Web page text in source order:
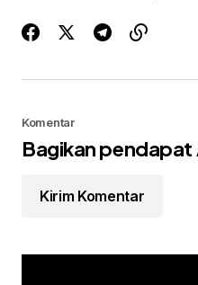
Komentar
Bagikan pendapat
Kirim Komentar